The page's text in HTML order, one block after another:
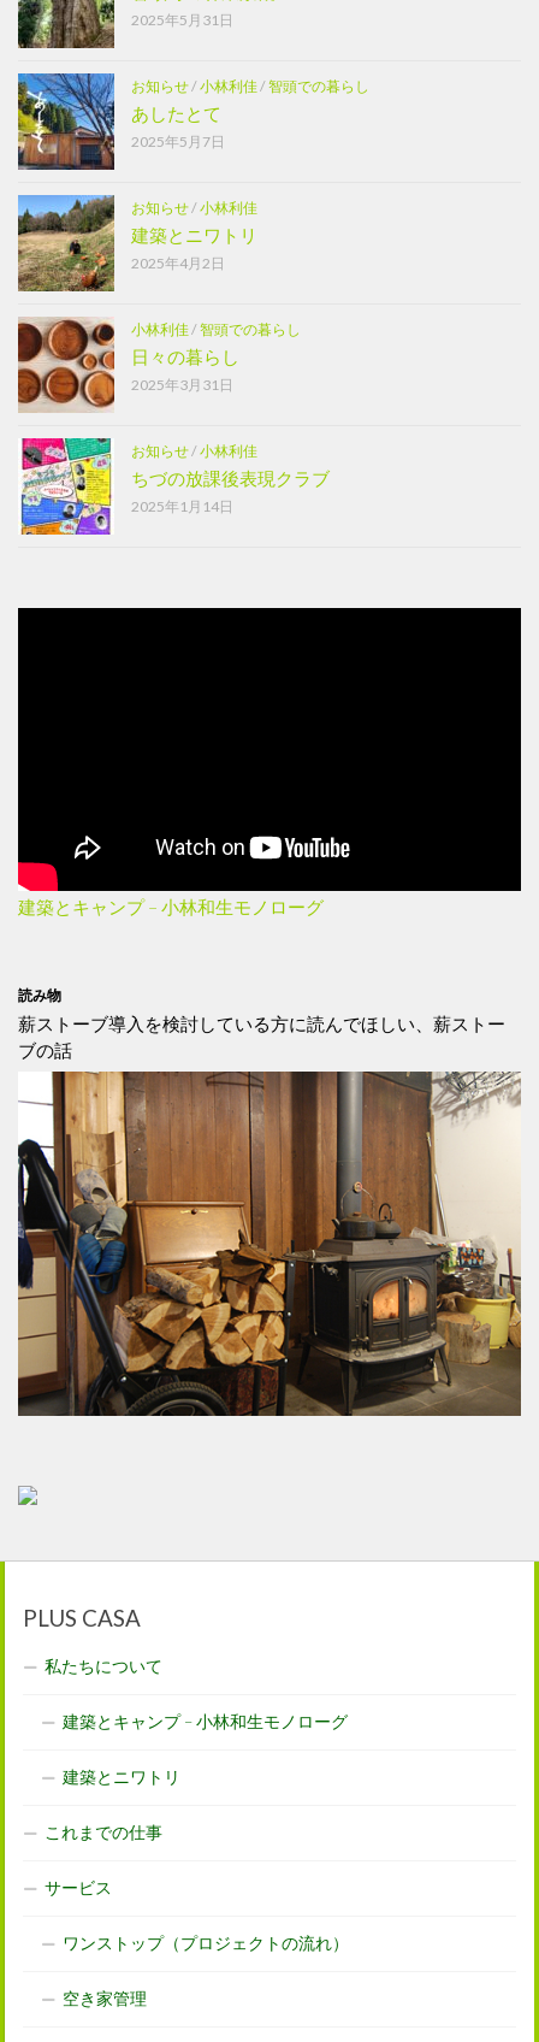
2025年5月31日
お知らせ/小林利佳/智頭での暮らし
あしたとて
2025年5月7日
お知らせ/小林利佳
建築とニワトリ
2025年4月2日
小林利佳/智頭での暮らし
日々の暮らし
2025年3月31日
お知らせ/小林利佳
ちづの放課後表現クラブ
2025年1月14日
建築とキャンプ – 小林和生モノローグ
読み物
薪ストーブ導入を検討している方に読んでほしい、薪ストー
ブの話
PLUS CASA
私たちについて
建築とキャンプ – 小林和生モノローグ
建築とニワトリ
これまでの仕事
サービス
ワンストップ（プロジェクトの流れ）
空き家管理